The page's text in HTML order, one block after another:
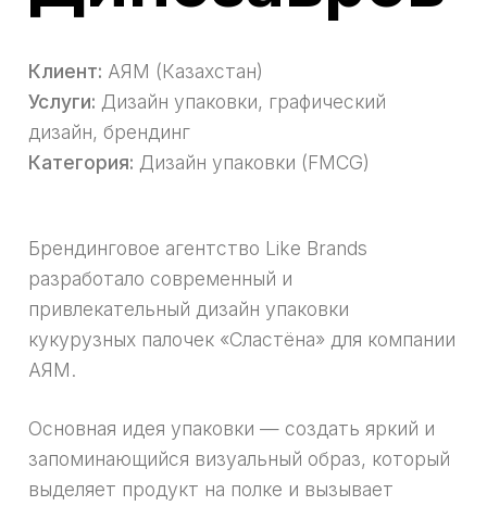
Клиент: АЯМ (Казахстан)
Услуги: Дизайн упаковки, графический
дизайн, брендинг
Категория: Дизайн упаковки (FMCG)
Брендинговое агентство Like Brands
разработало современный и
привлекательный дизайн упаковки
кукурузных палочек «Сластёна» для компании
АЯМ.
Основная идея упаковки — создать яркий и
запоминающийся визуальный образ, который
выделяет продукт на полке и вызывает